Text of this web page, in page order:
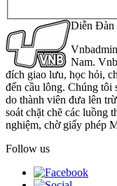
Diễn Đàn
Nam.
đích giao lưu, học hỏi,
đến cầu lông. Chúng tôi
do thành viên đưa lên
soát chặt chẽ các luồng
nghiệm, chờ giấy phép
Follow us